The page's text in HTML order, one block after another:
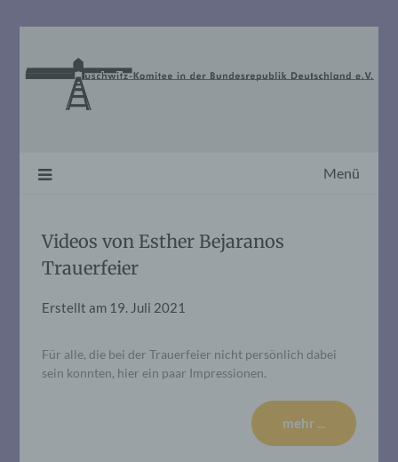
Menü
Videos von Esther Bejaranos
Trauerfeier
Erstellt am 19. Juli 2021
Für alle, die bei der Trauerfeier nicht persönlich dabei
sein konnten, hier ein paar Impressionen.
mehr ...